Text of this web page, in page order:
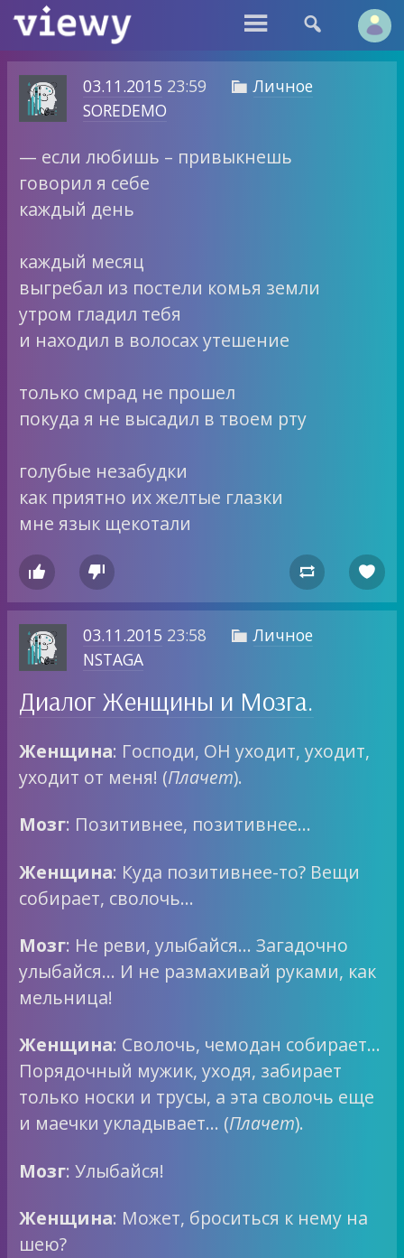
 
03.11.2015 23:59  Личное
SOREDEMO
— если любишь – привыкнешь
говорил я себе
каждый день
каждый месяц
выгребал из постели комья земли
утром гладил тебя
и находил в волосах утешение
только смрад не прошел
покуда я не высадил в твоем рту
голубые незабудки
как приятно их желтые глазки
мне язык щекотали
   
03.11.2015 23:58  Личное
NSTAGA
Диалог Женщины и Мозга.
Женщина: Господи, ОН уходит, уходит,
уходит от меня! (Плачет).
Мозг: Позитивнее, позитивнее…
Женщина: Куда позитивнее-то? Вещи
собирает, сволочь…
Мозг: Не реви, улыбайся… Загадочно
улыбайся… И не размахивай руками, как
мельница!
Женщина: Сволочь, чемодан собирает…
Порядочный мужик, уходя, забирает
только носки и трусы, а эта сволочь еще
и маечки укладывает… (Плачет).
Мозг: Улыбайся!
Женщина: Может, броситься к нему на
шею?